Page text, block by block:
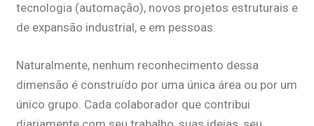
tecnologia (automação), novos projetos estruturais e
de expansão industrial, e em pessoas.
Naturalmente, nenhum reconhecimento dessa
dimensão é construído por uma única área ou por um
único grupo. Cada colaborador que contribui